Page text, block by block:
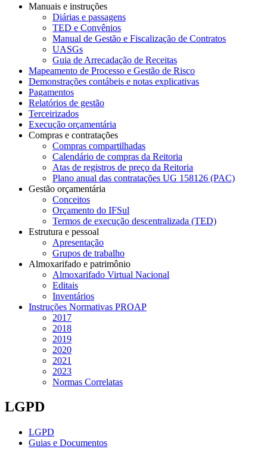
Manuais e instruções
Diárias e passagens
TED e Convênios
Manual de Gestão e Fiscalização de Contratos
UASGs
Guia de Arrecadação de Receitas
Mapeamento de Processo e Gestão de Risco
Demonstrações contábeis e notas explicativas
Pagamentos
Relatórios de gestão
Terceirizados
Execução orçamentária
Compras e contratações
Compras compartilhadas
Calendário de compras da Reitoria
Atas de registros de preço da Reitoria
Plano anual das contratações UG 158126 (PAC)
Gestão orçamentária
Conceitos
Orçamento do IFSul
Termos de execução descentralizada (TED)
Estrutura e pessoal
Apresentação
Grupos de trabalho
Almoxarifado e patrimônio
Almoxarifado Virtual Nacional
Editais
Inventários
Instruções Normativas PROAP
2017
2018
2019
2020
2021
2023
Normas Correlatas
LGPD
LGPD
Guias e Documentos